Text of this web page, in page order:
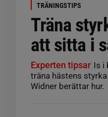
TRÄNINGSTIPS
Träna
att sitta i
Experten tipsar Is i
träna hästens
Widner berättar hur.